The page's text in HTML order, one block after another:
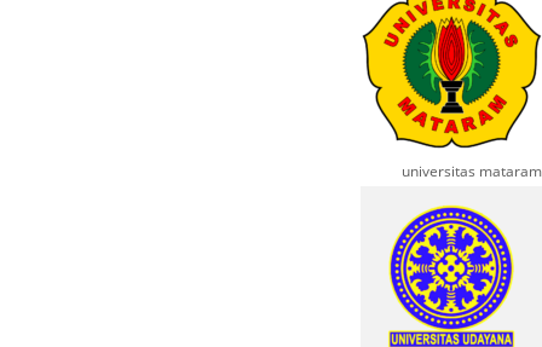
universitas mataram